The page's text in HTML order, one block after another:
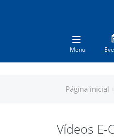
Menu
Página inicial
Vídeos E-